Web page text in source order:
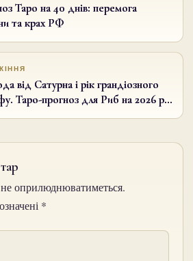
Таро на 40 днів: перемога
та крах РФ
від Сатурна і рік грандіозного
Таро-прогноз для Риб на 2026 рік
Перл
оприлюднюватиметься.
*